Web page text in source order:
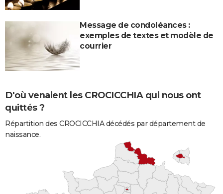
Message de condoléances :
exemples de textes et modèle de
courrier
D'où venaient les CROCICCHIA qui nous ont
quittés ?
Répartition des CROCICCHIA décédés par département de
naissance.